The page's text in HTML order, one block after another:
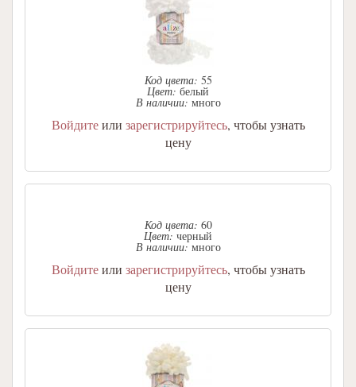
Код цвета: 55
Цвет: белый
В наличии: много
Войдитеили зарегистрируйтесь, чтобы узнать
цену
Код цвета: 60
Цвет: черный
В наличии:много
Войдитеили зарегистрируйтесь, чтобы узнать
цену